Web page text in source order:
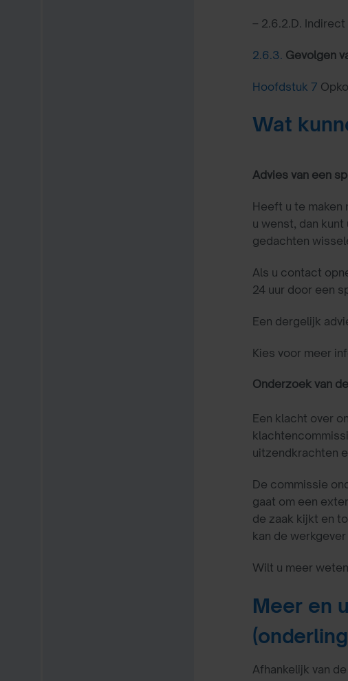
– 2.6.2.D.
2.6.3. Gevolgen
Hoofdstuk 7
Wat
Advies van een
Heeft u te maken
u wenst, dan
gedachten
Als u contact
24 uur door een
Een dergelijk
Kies voor meer
Onderzoek van
Een klacht over
uitzendkrachten
De commissie
gaat om een
de zaak kijkt en
kan de
Wilt u meer
Meer en
Afhankelijk van